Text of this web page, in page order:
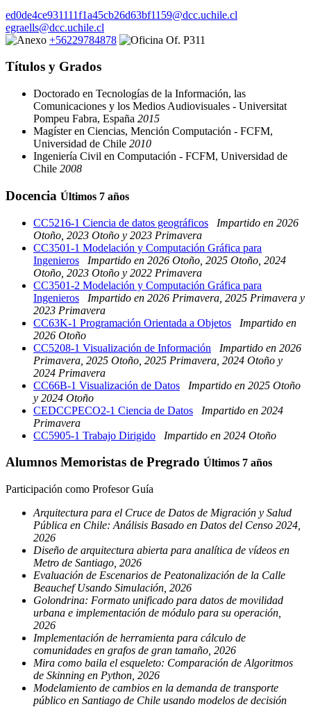
ed0de4ce931111f1a45cb26d63bf1159@dcc.uchile.cl
egraells@dcc.uchile.cl
+56229784878
Of. P311
Títulos y Grados
Doctorado en Tecnologías de la Información, las
Comunicaciones y los Medios Audiovisuales - Universitat
Pompeu Fabra, España 2015
Magíster en Ciencias, Mención Computación - FCFM,
Universidad de Chile 2010
Ingeniería Civil en Computación - FCFM, Universidad de
Chile 2008
Docencia Últimos 7 años
CC5216-1 Ciencia de datos geográficos
Impartido en 2026
Otoño, 2023 Otoño y 2023 Primavera
CC3501-1 Modelación y Computación Gráfica para
Ingenieros
Impartido en 2026 Otoño, 2025 Otoño, 2024
Otoño, 2023 Otoño y 2022 Primavera
CC3501-2 Modelación y Computación Gráfica para
Ingenieros
Impartido en 2026 Primavera, 2025 Primavera y
2023 Primavera
CC63K-1 Programación Orientada a Objetos
Impartido en
2026 Otoño
CC5208-1 Visualización de Información
Impartido en 2026
Primavera, 2025 Otoño, 2025 Primavera, 2024 Otoño y
2024 Primavera
CC66B-1 Visualización de Datos
Impartido en 2025 Otoño
y 2024 Otoño
CEDCCPECO2-1 Ciencia de Datos
Impartido en 2024
Primavera
CC5905-1 Trabajo Dirigido
Impartido en 2024 Otoño
Alumnos Memoristas de Pregrado Últimos 7 años
Participación como Profesor Guía
Arquitectura para el Cruce de Datos de Migración y Salud
Pública en Chile: Análisis Basado en Datos del Censo 2024,
2026
Diseño de arquitectura abierta para analítica de vídeos en
Metro de Santiago, 2026
Evaluación de Escenarios de Peatonalización de la Calle
Beauchef Usando Simulación, 2026
Golondrina: Formato unificado para datos de movilidad
urbana e implementación de módulo para su operación,
2026
Implementación de herramienta para cálculo de
comunidades en grafos de gran tamaño, 2026
Mira como baila el esqueleto: Comparación de Algoritmos
de Skinning en Python, 2026
Modelamiento de cambios en la demanda de transporte
público en Santiago de Chile usando modelos de decisión